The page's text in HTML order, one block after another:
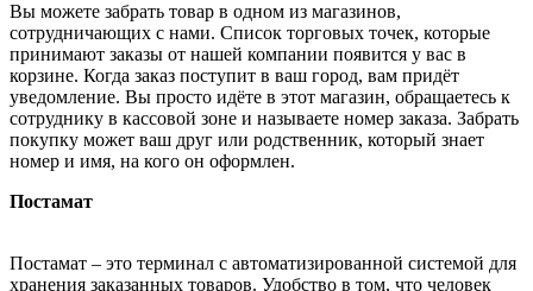
Вы можете забрать товар в одном из магазинов,
сотрудничающих с нами. Список торговых точек, которые
принимают заказы от нашей компании появится у вас в
корзине. Когда заказ поступит в ваш город, вам придёт
уведомление. Вы просто идёте в этот магазин, обращаетесь к
сотруднику в кассовой зоне и называете номер заказа. Забрать
покупку может ваш друг или родственник, который знает
номер и имя, на кого он оформлен.
Постамат
Постамат – это терминал с автоматизированной системой для
хранения заказанных товаров. Удобство в том, что человек